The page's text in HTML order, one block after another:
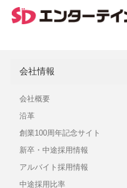
会社情報
会社概要
沿革
創業100周年記念サイト
新卒・中途採用情報
アルバイト採用情報
中途採用比率